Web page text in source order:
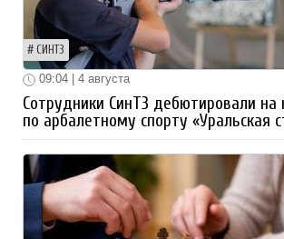
СИНТЗ
09:04 | 4 августа
Сотрудники СинТЗ дебютировали на
по арбалетному спорту «Уральская